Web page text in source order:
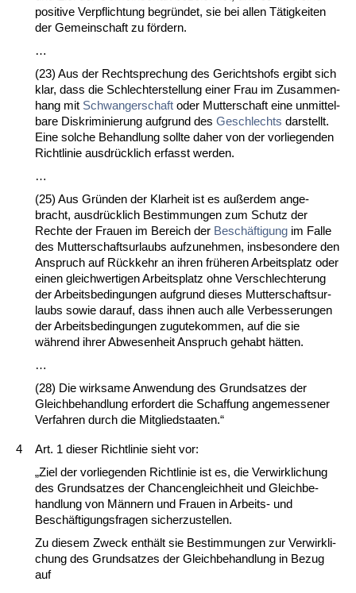
po­si­ti­ve Ver­pflich­tung be­gründet, sie bei al­len Tätig­kei­ten
der Ge­mein­schaft zu fördern.
…
(23) Aus der Recht­spre­chung des Ge­richts­hofs er­gibt sich
klar, dass die Schlech­ter­stel­lung ei­ner Frau im Zu­sam­men­
hang mit Schwan­ger­schaft oder Mut­ter­schaft ei­ne un­mit­tel­
ba­re Dis­kri­mi­nie­rung auf­grund des Ge­schlechts dar­stellt.
Ei­ne sol­che Be­hand­lung soll­te da­her von der vor­lie­gen­den
Richt­li­nie aus­drück­lich er­fasst wer­den.
…
(25) Aus Gründen der Klar­heit ist es außer­dem an­ge­
bracht, aus­drück­lich Be­stim­mun­gen zum Schutz der
Rech­te der Frau­en im Be­reich der Beschäfti­gung im Fal­le
des Mut­ter­schafts­ur­laubs auf­zu­neh­men, ins­be­son­de­re den
An­spruch auf Rück­kehr an ih­ren frühe­ren Ar­beits­platz oder
ei­nen gleich­wer­ti­gen Ar­beits­platz oh­ne Ver­schlech­te­rung
der Ar­beits­be­din­gun­gen auf­grund die­ses Mut­ter­schafts­ur­
laubs so­wie dar­auf, dass ih­nen auch al­le Ver­bes­se­run­gen
der Ar­beits­be­din­gun­gen zu­gu­te­kom­men, auf die sie
während ih­rer Ab­we­sen­heit An­spruch ge­habt hätten.
…
(28) Die wirk­sa­me An­wen­dung des Grund­sat­zes der
Gleich­be­hand­lung er­for­dert die Schaf­fung an­ge­mes­se­ner
Ver­fah­ren durch die Mit­glied­staa­ten.“
4
Art. 1 die­ser Richt­li­nie sieht vor:
„Ziel der vor­lie­gen­den Richt­li­nie ist es, die Ver­wirk­li­chung
des Grund­sat­zes der Chan­cen­gleich­heit und Gleich­be­
hand­lung von Männern und Frau­en in Ar­beits- und
Beschäfti­gungs­fra­gen si­cher­zu­stel­len.
Zu die­sem Zweck enthält sie Be­stim­mun­gen zur Ver­wirk­li­
chung des Grund­sat­zes der Gleich­be­hand­lung in Be­zug
auf